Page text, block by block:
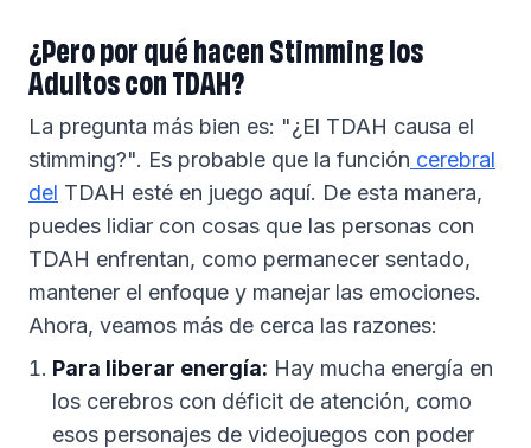
¿Pero por qué hacen Stimming los
Adultos con TDAH?
La pregunta más bien es: "¿El TDAH causa el
stimming?". Es probable que la función cerebral
del TDAH esté en juego aquí. De esta manera,
puedes lidiar con cosas que las personas con
TDAH enfrentan, como permanecer sentado,
mantener el enfoque y manejar las emociones.
Ahora, veamos más de cerca las razones:
Para liberar energía: Hay mucha energía en
los cerebros con déficit de atención, como
esos personajes de videojuegos con poder